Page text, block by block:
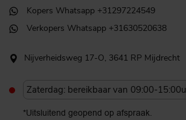
Kopers Whatsapp +31297224549
Verkopers Whatsapp +31630520638
Nijverheidsweg 17-O, 3641 RP Mijdrecht
Zaterdag: bereikbaar van 09:00-15:00u
*Uitsluitend geopend op afspraak.